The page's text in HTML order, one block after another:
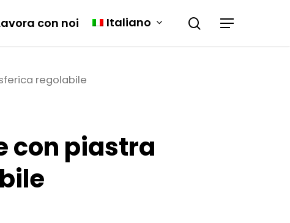
con noi Italiano
regolabile
con piastra